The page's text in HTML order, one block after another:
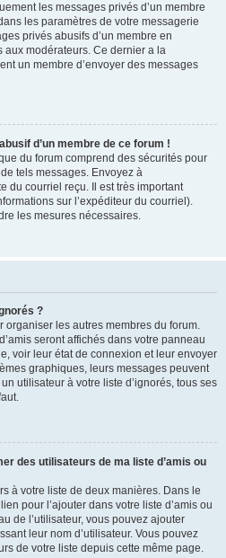
les messages privés d’un membre
les paramètres de votre messagerie
privés abusifs d’un membre en
aux modérateurs. Ce dernier a la
un membre d’envoyer des messages
d’un membre de ce forum !
du forum comprend des sécurités pour
tels messages. Envoyez à
du courriel reçu. Il est très important
sur l’expéditeur du courriel).
les mesures nécessaires.
?
organiser les autres membres du forum.
seront affichés dans votre panneau
voir leur état de connexion et leur envoyer
graphiques, leurs messages peuvent
utilisateur à votre liste d’ignorés, tous ses
des utilisateurs de ma liste d’amis ou
à votre liste de deux manières. Dans le
pour l’ajouter dans votre liste d’amis ou
de l’utilisateur, vous pouvez ajouter
leur nom d’utilisateur. Vous pouvez
de votre liste depuis cette même page.